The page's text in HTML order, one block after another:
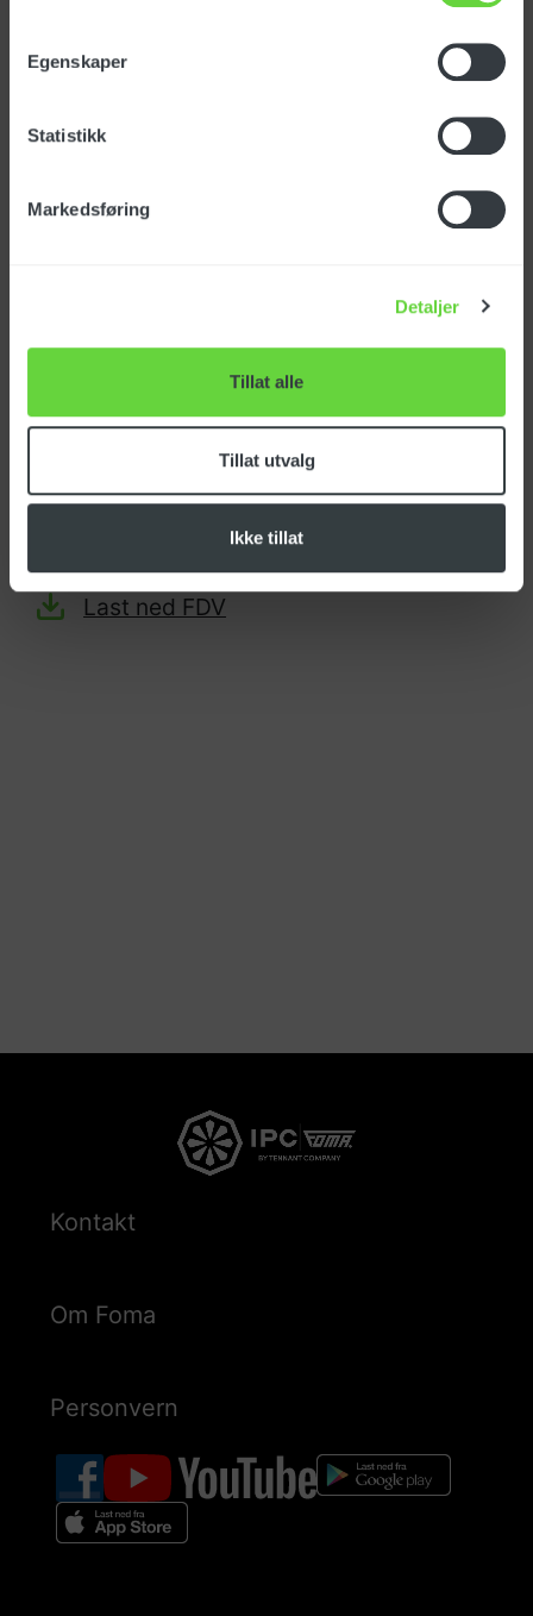
Egenskaper
Statistikk
Markedsføring
Detaljer
Tillat alle
Tillat utvalg
Ikke tillat
Last ned produktark
Last ned FDV
Hovedbørste 550M
Spesifikasjoner
Kontakt
Om Foma
Personvern